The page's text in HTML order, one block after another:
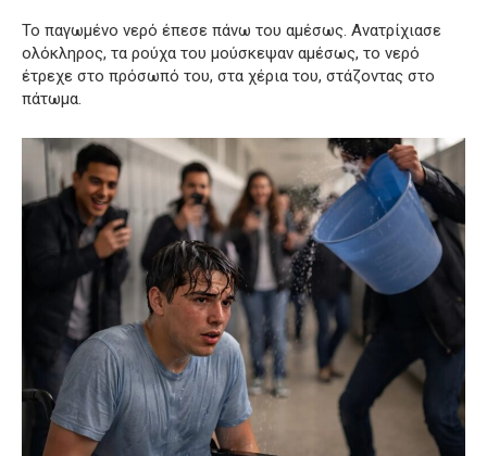
Το παγωμένο νερό έπεσε πάνω του αμέσως. Ανατρίχιασε
ολόκληρος, τα ρούχα του μούσκεψαν αμέσως, το νερό
έτρεχε στο πρόσωπό του, στα χέρια του, στάζοντας στο
πάτωμα.